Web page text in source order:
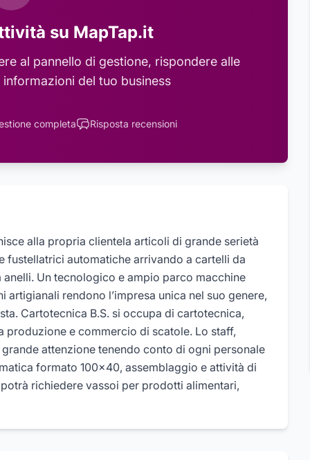
su MapTap.it
al pannello di gestione, rispondere alle
del tuo business
completa Risposta recensioni
alla propria clientela articoli di grande serietà
automatiche arrivando a cartelli da
Un tecnologico e ampio parco macchine
rendono l’impresa unica nel suo genere,
Cartotecnica B.S. si occupa di cartotecnica,
e commercio di scatole. Lo staff,
attenzione tenendo conto di ogni personale
formato 100x40, assemblaggio e attività di
richiedere vassoi per prodotti alimentari,